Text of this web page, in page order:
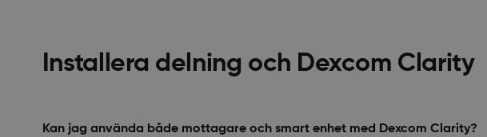
Installera delning och Dexcom Clarity
Kan jag använda både mottagare och smart enhet med Dexcom Clarity?